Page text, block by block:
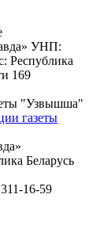
УНП:
Республика
169
"Узвышша"
газеты
Беларусь
16-59